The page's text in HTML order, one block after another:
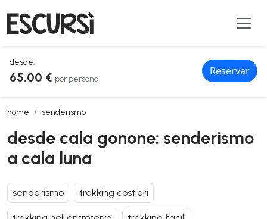
desde:
65,00 € por persona
Reservar
home senderismo
desde cala gonone: senderismo a cala luna
desde cala gonone: senderismo
a cala luna
senderismo trekking costieri